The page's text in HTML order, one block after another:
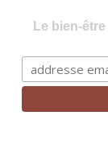
Le bien-